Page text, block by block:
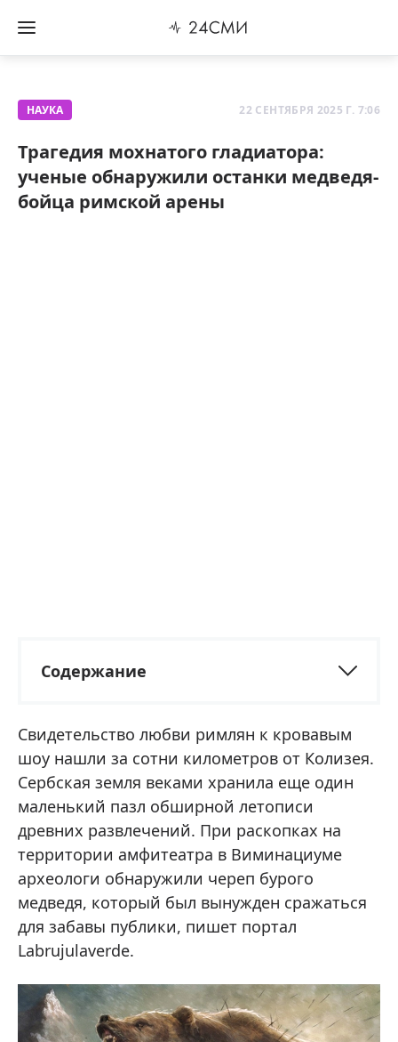
НАУКА 22 СЕНТЯБРЯ 2025 Г. 7:06
Трагедия мохнатого гладиатора:
ученые обнаружили останки медведя-
бойца римской арены
Содержание
Свидетельство любви римлян к кровавым
шоу нашли за сотни километров от Колизея.
Сербская земля веками хранила еще один
маленький пазл обширной летописи
древних развлечений. При раскопках на
территории амфитеатра в Виминациуме
археологи обнаружили череп бурого
медведя, который был вынужден сражаться
для забавы публики, пишет портал
Labrujulaverde.